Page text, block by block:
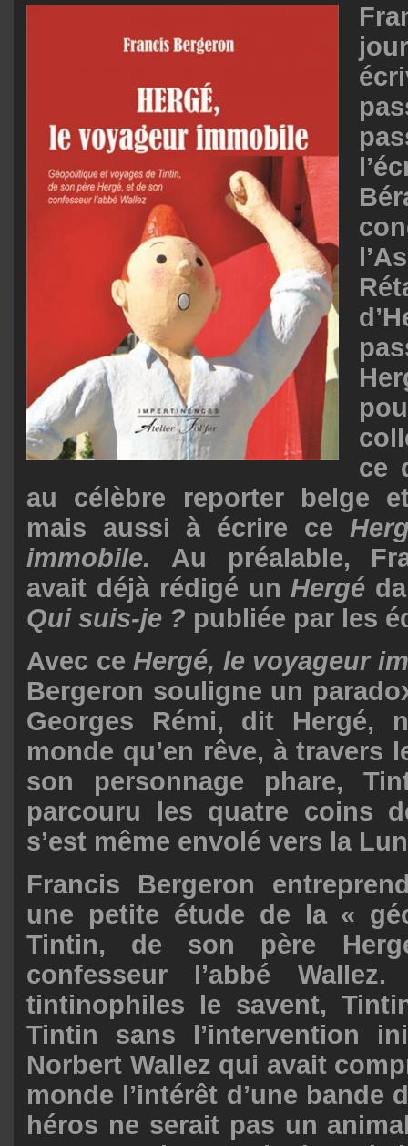
ce
au célèbre reporter belge
mais aussi à écrire ce
immobile. Au préalable,
avait déjà rédigé un Hergé
Qui suis-je ? publiée par les
Avec ce Hergé, le voyageur
Bergeron souligne un
Georges Rémi, dit Hergé,
monde qu’en rêve, à travers
son personnage phare,
parcouru les quatre coins
s’est même envolé vers la
Francis Bergeron
une petite étude de la «
Tintin, de son père
confesseur l’abbé
tintinophiles le savent,
Tintin sans l’intervention
Norbert Wallez qui avait
monde l’intérêt d’une bande
héros ne serait pas un